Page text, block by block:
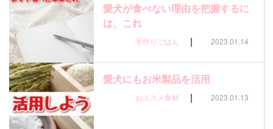
愛犬が食べない理由を把握するに
は、これ
手作りごはん | 2023.01.14
愛犬にもお米製品を活用
おススメ食材 | 2023.01.13